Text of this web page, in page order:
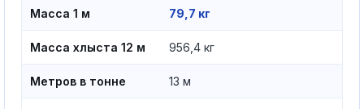
Масса 1 м 79,7 кг
Масса хлыста 12 м 956,4 кг
Метров в тонне 13 м